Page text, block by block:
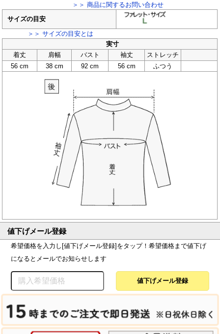
＞＞ 商品に関するお問い合わせ
サイズの目安
＞＞ サイズの目安とは
実寸
着丈
肩幅 バスト 袖丈
ストレッチ
56 cm
38 cm 92 cm 56 cm ふつう
値下げメール登録
希望価格を入力し[値下げメール登録]をタップ！希望価格まで値下げ
になるとメールでお知らせします